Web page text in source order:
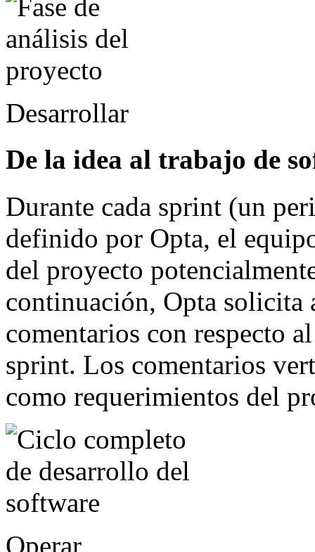
Desarrollar
De la idea al trabajo de
Durante cada sprint (un
definido por Opta, el
del proyecto
continuación, Opta solicita
comentarios con respecto
sprint. Los comentarios
como requerimientos del
Operar